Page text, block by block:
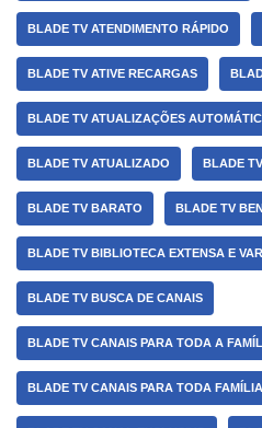
BLADE TV ATENDIMENTO RÁPIDO
BLADE TV ATIVE RECARGAS
BLADE TV ATUALIZAÇÕES
BLADE TV ATUALIZADO BLADE
BLADE TV BARATO BLADE TV
BLADE TV BIBLIOTECA EXTENSA E
BLADE TV BUSCA DE CANAIS
BLADE TV CANAIS PARA TODA A
BLADE TV CANAIS PARA TODA FAMÍLIA